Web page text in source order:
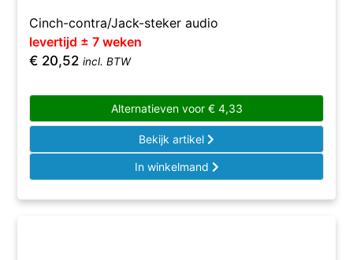
Cinch-contra/Jack-steker audio
levertijd ± 7 weken
€ 20,52 incl. BTW
Alternatieven voor €4,33
Bekijk artikel
In winkelmand